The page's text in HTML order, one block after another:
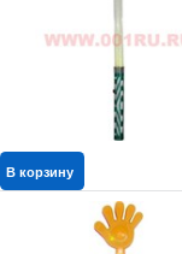
В корзину